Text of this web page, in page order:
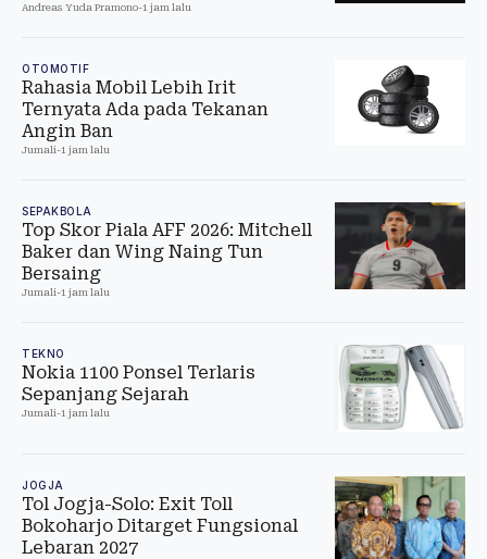
Andreas Yuda Pramono-1 jam lalu
OTOMOTIF
Rahasia Mobil Lebih Irit
Ternyata Ada pada Tekanan
Angin Ban
Jumali-1 jam lalu
SEPAKBOLA
Top Skor Piala AFF 2026: Mitchell
Baker dan Wing Naing Tun
Bersaing
Jumali-1 jam lalu
TEKNO
Nokia 1100 Ponsel Terlaris
Sepanjang Sejarah
Jumali-1 jam lalu
JOGJA
Tol Jogja-Solo: Exit Toll
Bokoharjo Ditarget Fungsional
Lebaran 2027